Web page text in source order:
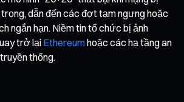
trọng, dẫn đến các đợt tạm ngưng hoặc
ngắn hạn. Niềm tin tổ chức bị ảnh
trở lại Ethereumhoặc các hạ tầng an
thống.